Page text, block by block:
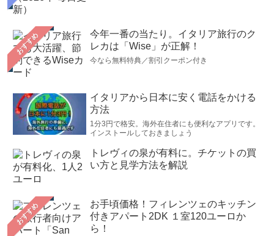
おすすめ
今年一番の当たり。イタリア旅行のク
レカは「Wise」が正解！
今なら無料特典／割引クーポン付き
イタリアから日本に安く電話をかける
方法
1分3円で格安。海外在住者にも便利なアプリです。
インストールしておきましょう
トレヴィの泉が有料に。チケットの買
い方と見学方法を解説
おすすめ
お手頃価格！フィレンツェのキッチン
付きアパート2DK １室120ユーロか
ら！